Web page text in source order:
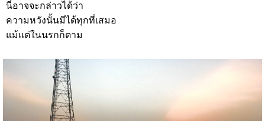
นี่อาจจะกล่าวได้ว่า
ความหวังนั้นมีได้ทุกที่เสมอ
แม้แต่ในนรกก็ตาม